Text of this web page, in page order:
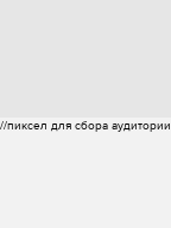
//пиксел для сбора аудитории